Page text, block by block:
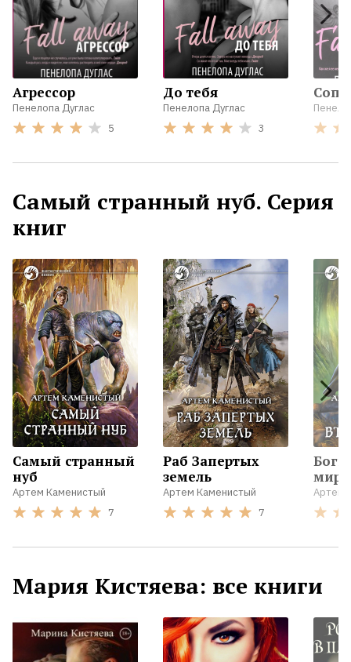
Агрессор
Пенелопа Дуглас
5
До тебя
Пенелопа Дуглас
3
Самый странный нуб. Серия
книг
Самый странный
нуб
Артем Каменистый
7
Раб Запертых
земель
Артем Каменистый
7
Боги
мира
Артем
Мария Кистяева: все книги